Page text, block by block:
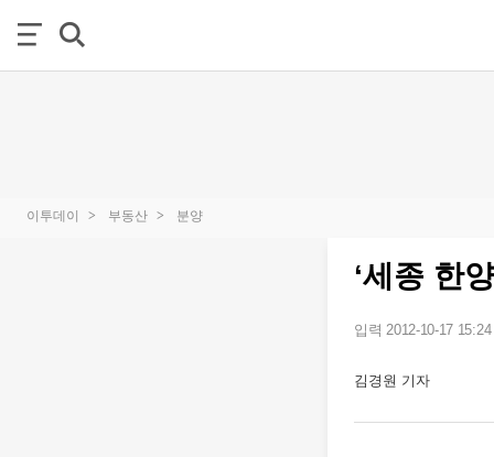
이투데이 부동산 분양
‘세종 한
입력 2012-10-17 15:24
김경원 기자